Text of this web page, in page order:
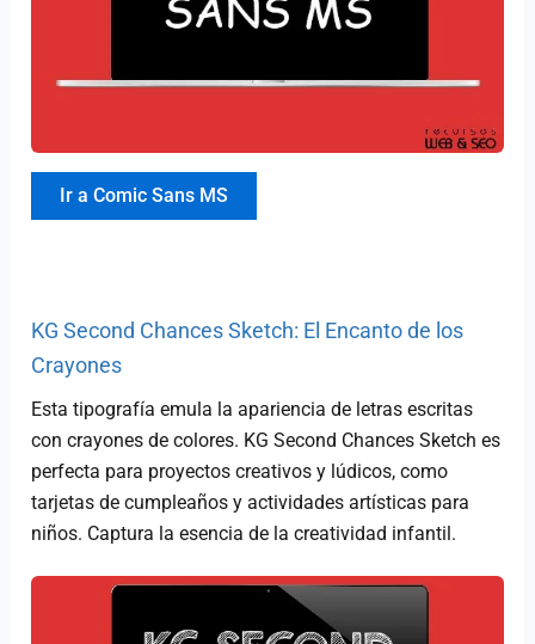
Ir a Comic Sans MS
KG Second Chances Sketch: El Encanto de los
Crayones
Esta tipografía emula la apariencia de letras escritas
con crayones de colores. KG Second Chances Sketch es
perfecta para proyectos creativos y lúdicos, como
tarjetas de cumpleaños y actividades artísticas para
niños. Captura la esencia de la creatividad infantil.